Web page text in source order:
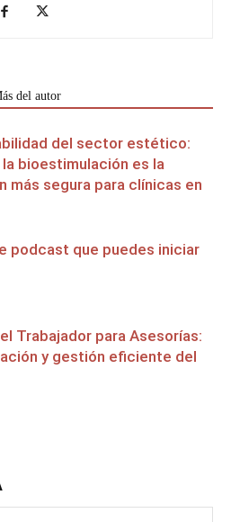
del autor
del sector estético:
la bioestimulación es la
más segura para clínicas en
podcast que puedes iniciar
Trabajador para Asesorías:
y gestión eficiente del